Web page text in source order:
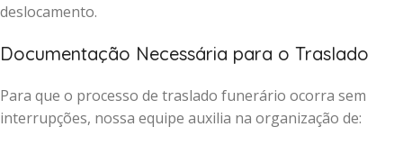
deslocamento.
Documentação Necessária para o Traslado
Para que o processo de traslado funerário ocorra sem
interrupções, nossa equipe auxilia na organização de: